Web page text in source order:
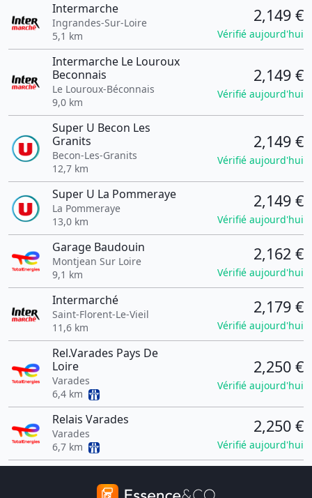
Intermarche
Ingrandes-Sur-Loire
5,1 km
2,149 €
Vérifié aujourd'hui
Intermarche Le Louroux
Beconnais
Le Louroux-Béconnais
9,0 km
2,149 €
Vérifié aujourd'hui
Super U Becon Les
Granits
Becon-Les-Granits
12,7 km
2,149 €
Vérifié aujourd'hui
Super U La Pommeraye
La Pommeraye
13,0 km
2,149 €
Vérifié aujourd'hui
Garage Baudouin
Montjean Sur Loire
9,1 km
2,162 €
Vérifié aujourd'hui
Intermarché
Saint-Florent-Le-Vieil
11,6 km
2,179 €
Vérifié aujourd'hui
Rel.Varades Pays De
Loire
Varades
6,4 km
2,250 €
Vérifié aujourd'hui
Relais Varades
Varades
6,7 km
2,250 €
Vérifié aujourd'hui